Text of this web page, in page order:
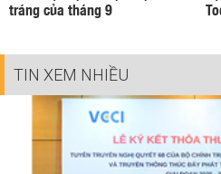
tráng của tháng 9
TIN XEM NHIỀU